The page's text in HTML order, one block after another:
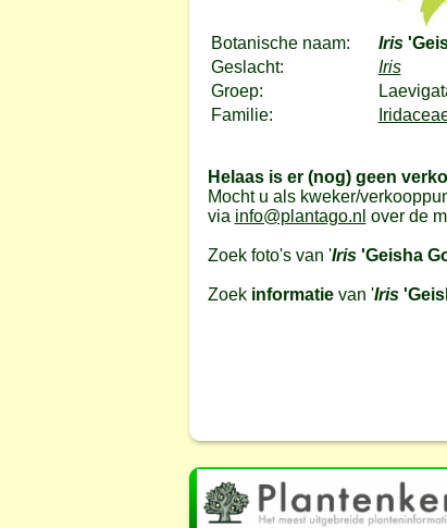
Botanische naam: Iris
Geslacht:
Iris
Groep:
Familie:
Helaas is er (nog) geen
Mocht u als kweker/
via info@plantago.nl over de
Zoek foto's van 'Iris'Geisha
Zoek informatievan 'Iris